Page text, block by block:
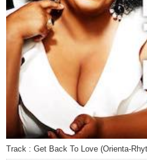
Track : Get Back To Love (Orienta-